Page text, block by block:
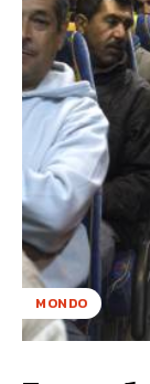
MONDO